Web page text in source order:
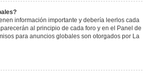
información importante y debería leerlos cada
al principio de cada foro y en el Panel de
para anuncios globales son otorgados por La